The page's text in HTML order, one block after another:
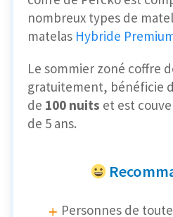
nombreux types de
matelas Hybride
Le sommier zoné coffre
gratuitement, bénéficie
de 100 nuits et est
de 5 ans.
Personnes de